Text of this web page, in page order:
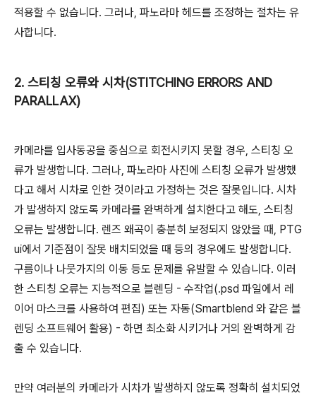
적용할 수 없습니다. 그러나, 파노라마 헤드를 조정하는 절차는 유
사합니다.
2. 스티칭 오류와 시차(STITCHING ERRORS AND
PARALLAX)
카메라를 입사동공을 중심으로 회전시키지 못할 경우, 스티칭 오
류가 발생합니다. 그러나, 파노라마 사진에 스티칭 오류가 발생했
다고 해서 시차로 인한 것이라고 가정하는 것은 잘못입니다. 시차
가 발생하지 않도록 카메라를 완벽하게 설치한다고 해도, 스티칭
오류는 발생합니다. 렌즈 왜곡이 충분히 보정되지 않았을 때, PTG
ui에서 기준점이 잘못 배치되었을 때 등의 경우에도 발생합니다.
구름이나 나뭇가지의 이동 등도 문제를 유발할 수 있습니다. 이러
한 스티칭 오류는 지능적으로 블렌딩 - 수작업(.psd 파일에서 레
이어 마스크를 사용하여 편집) 또는 자동(Smartblend 와 같은 블
렌딩 소프트웨어 활용) - 하면 최소화 시키거나 거의 완벽하게 감
출 수 있습니다.
만약 여러분의 카메라가 시차가 발생하지 않도록 정확히 설치되었